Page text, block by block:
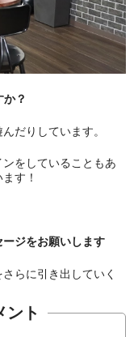
？
だりしています。
をしていることもあ
す！
ジをお願いします
らに引き出していく
ント